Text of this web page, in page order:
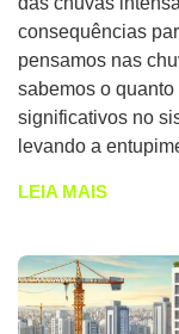
consequências
pensamos nas
sabemos o
significativos no
levando a
LEIA MAIS